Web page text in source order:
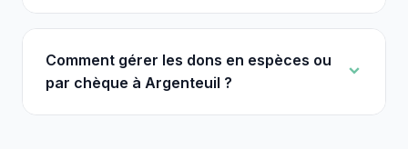
Comment gérer les dons en espèces ou
par chèque à Argenteuil ?